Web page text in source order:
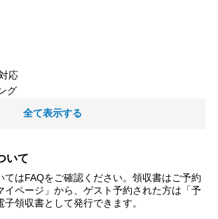
応
グ
全て表示する
いて
てはFAQをご確認ください。領収書はご予約
イページ」から、ゲスト予約された方は「予
領収書として発行できます。